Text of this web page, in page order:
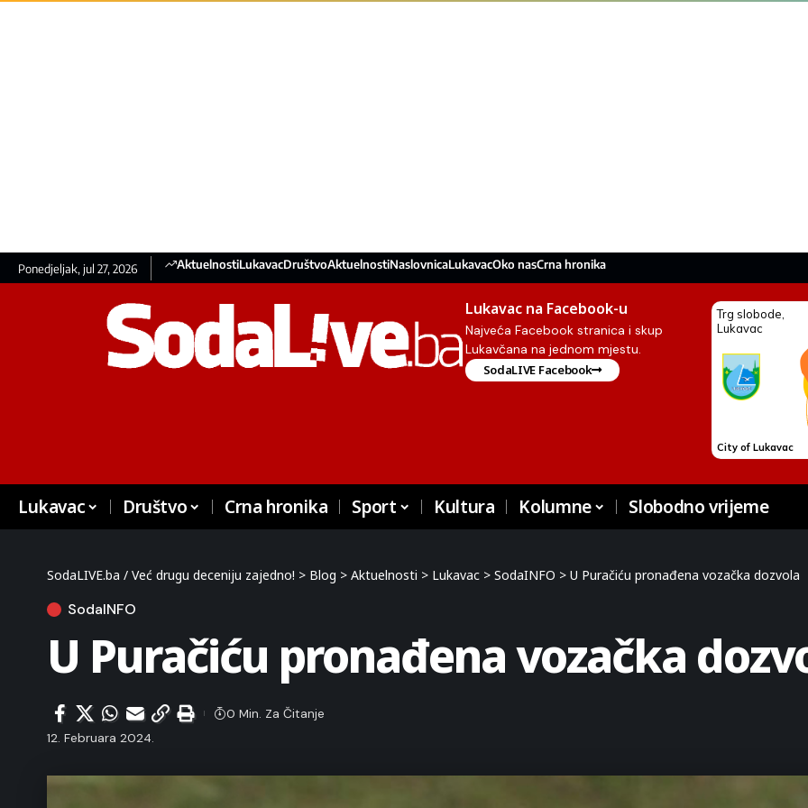
Ponedjeljak, jul 27, 2026 AktuelnostiLukavacDruštvoAktuelnostiNaslovnicaLukavacOko nasCrna hronika
Lukavac na Facebook-u
Najveća Facebook stranica i skup
Lukavčana na jednom mjestu.
SodaLIVE Facebook
Lukavac Društvo Crna hronika Sport Kultura Kolumne Slobodno vrijeme
SodaLIVE.ba / Već drugu deceniju zajedno! > Blog > Aktuelnosti > Lukavac > SodaINFO > U Puračiću pronađena vozačka dozvola
SodaINFO
U Puračiću pronađena vozačka
12. Februara 2024.
0 Min. Za Čitanje